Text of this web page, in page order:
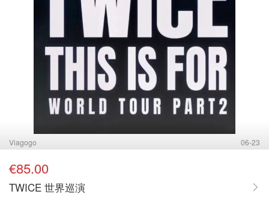
Viagogo 06-23
€85.00
TWICE 世界巡演